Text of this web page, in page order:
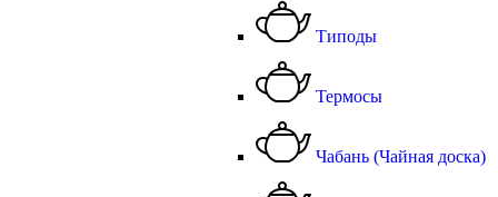
Типоды
Термосы
Чабань (Чайная доска)